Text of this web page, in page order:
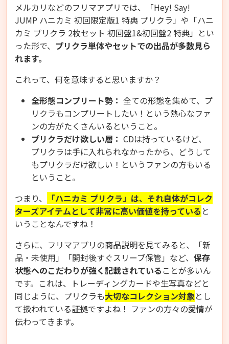
メルカリなどのフリマアプリでは、「Hey! Say!
JUMP ハニカミ 初回限定版1 特典 プリクラ」や「ハニ
カミ プリクラ 2枚セット 初回盤1&初回盤2 特典」とい
った形で、 プリクラ単体やセットでの出品が多数見ら
れます。
これって、何を意味すると思いますか？
全形態コンプリート勢： 全ての形態を集めて、プ
リクラもコンプリートしたい！という熱心なファ
ンの方がたくさんいるということ。
プリクラだけ欲しい層： CDは持っているけど、
プリクラは手に入れられなかったから、どうして
もプリクラだけ欲しい！というファンの方もいる
ということ。
つまり、
「ハニカミ プリクラ」は、それ自体がコレク
ターズアイテムとして非常に高い価値を持っている と
いうことなんですね！
さらに、フリマアプリの商品説明を見てみると、「新
品・未使用」「開封後すぐスリーブ保管」など、 保存
状態へのこだわりが強く記載されている ことが多いん
です。これは、トレーディングカードや生写真などと
同じように、プリクラも大切なコレクション対象とし
て扱われている証拠ですよね！ ファンの方々の愛情が
伝わってきます。